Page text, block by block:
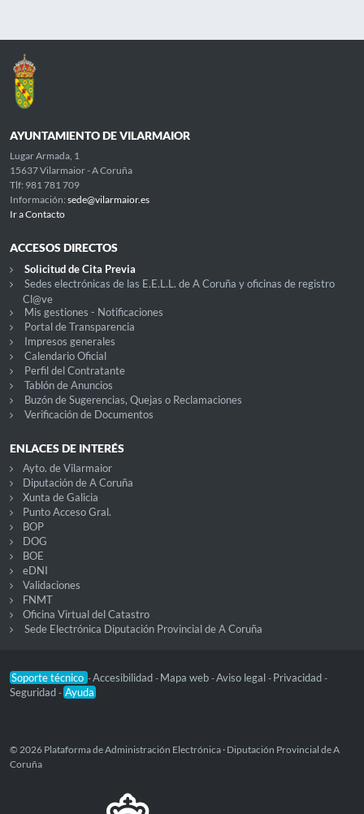
AYUNTAMIENTO DE VILARMAIOR
Lugar Armada, 1
15637 Vilarmaior - A Coruña
Tlf: 981 781 709
Información: sede@vilarmaior.es
Ir a Contacto
ACCESOS DIRECTOS
Solicitud de Cita Previa
Sedes electrónicas de las E.E.L.L. de A Coruña y oficinas de registro
Cl@ve
Mis gestiones - Notificaciones
Portal de Transparencia
Impresos generales
Calendario Oficial
Perfil del Contratante
Tablón de Anuncios
Buzón de Sugerencias, Quejas o Reclamaciones
Verificación de Documentos
ENLACES DE INTERÉS
Ayto. de Vilarmaior
Diputación de A Coruña
Xunta de Galicia
Punto Acceso Gral.
BOP
DOG
BOE
eDNI
Validaciones
FNMT
Oficina Virtual del Catastro
Sede Electrónica Diputación Provincial de A Coruña
Soporte técnico -Accesibilidad - Mapa web -Aviso legal - Privacidad -
Seguridad - Ayuda
© 2026 Plataforma de Administración Electrónica · Diputación Provincial de A
Coruña